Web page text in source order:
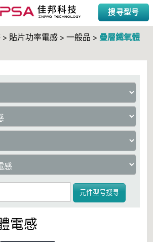
搜寻型号
> 貼片功率電感 > 一般品 > 疊層鐵氧體
元件型号搜寻
電感